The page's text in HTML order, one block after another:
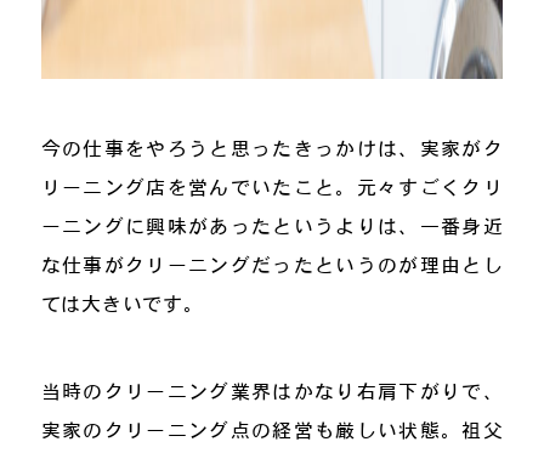
今の仕事をやろうと思ったきっかけは、実家がク
リーニング店を営んでいたこと。元々すごくクリ
ーニングに興味があったというよりは、一番身近
な仕事がクリーニングだったというのが理由とし
ては大きいです。
当時のクリーニング業界はかなり右肩下がりで、
実家のクリーニング点の経営も厳しい状態。祖父